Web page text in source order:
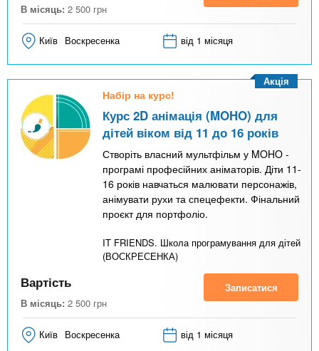
В місяць: 2 500 грн
Київ Воскресенка від 1 місяця
Набір на курс!
Курс 2D анімація (MOHO) для
дітей віком від 11 до 16 років
Створіть власний мультфільм у MOHO -
програмі професійних аніматорів. Діти 11-
16 років навчаться малювати персонажів,
анімувати рухи та спецефекти. Фінальний
проєкт для портфоліо.
IT FRIENDS. Школа програмування для дітей
(ВОСКРЕСЕНКА)
Акція
Вартість
В місяць: 2 500 грн
Записатися
Київ Воскресенка від 1 місяця